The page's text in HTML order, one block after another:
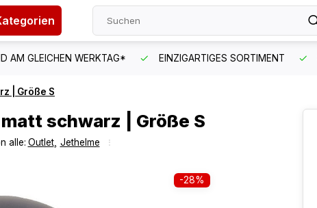
AM GLEICHEN WERKTAG* EINZIGARTIGES SORTIMENT
| Größe S
schwarz | Größe S
alle: Outlet, Jethelme
-28%